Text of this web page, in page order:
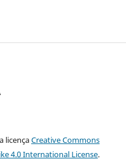
licençaCreative Commons
4.0 International License.